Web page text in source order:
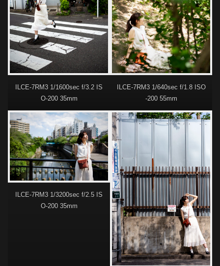
ILCE-7RM3 1/1600sec f/3.2 IS
O-200 35mm
ILCE-7RM3 1/640sec f/1.8 ISO
-200 55mm
ILCE-7RM3 1/3200sec f/2.5 IS
O-200 35mm